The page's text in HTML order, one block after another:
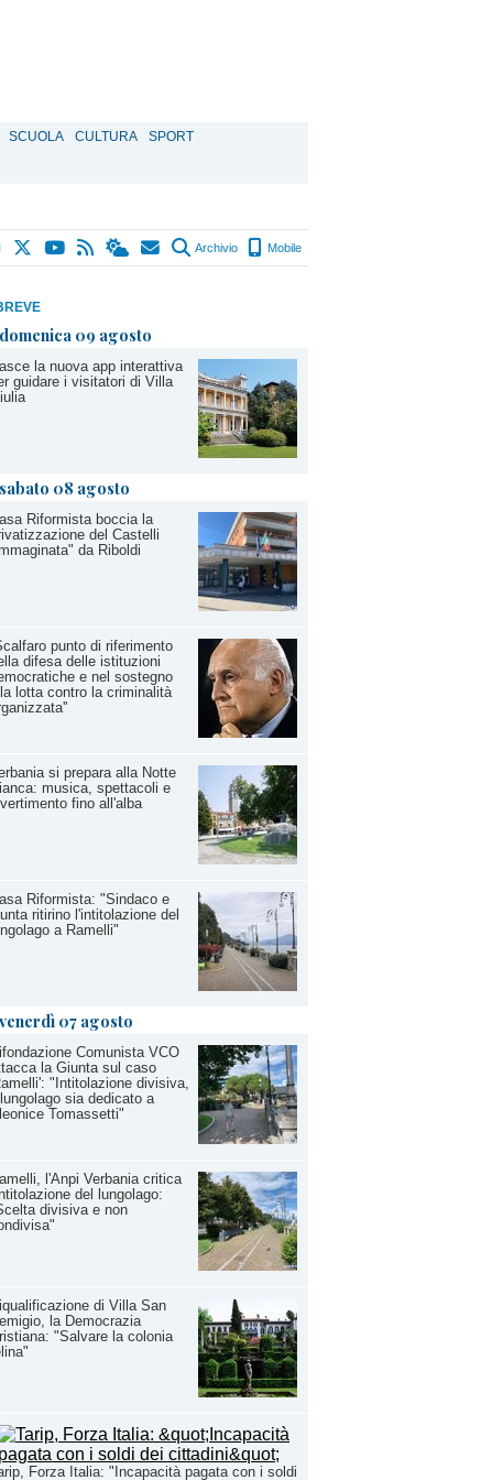
SCUOLA CULTURA
SPORT
Archivio Mobile
domenica 09 agosto
la nuova app interattiva
guidare i visitatori di Villa
sabato 08 agosto
Riformista boccia la
del Castelli
da Riboldi
punto di riferimento
difesa delle istituzioni
e nel sostegno
lotta contro la criminalità
si prepara alla Notte
musica, spettacoli e
fino all'alba
Riformista: "Sindaco e
ritirino l'intitolazione del
a Ramelli"
venerdì 07 agosto
Comunista VCO
la Giunta sul caso
"Intitolazione divisiva,
sia dedicato a
Tomassetti"
l'Anpi Verbania critica
del lungolago:
divisiva e non
di Villa San
la Democrazia
"Salvare la colonia
Forza Italia: "Incapacità pagata con i soldi